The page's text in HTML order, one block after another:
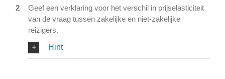
2
Geef een verklaring voor het verschil in prijselasticiteit
van de vraag tussen zakelijke en niet-zakelijke
reizigers.
Hint